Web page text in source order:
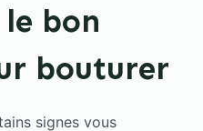
bon
bouturer
signes vous